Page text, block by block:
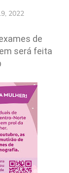
2022
de
será feita